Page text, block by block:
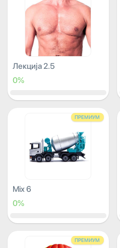
Лекција 2.5
0%
ПРЕМИУМ
Mix 6
0%
ПРЕМИУМ